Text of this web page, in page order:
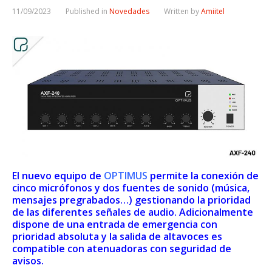
11/09/2023 Published in Novedades Written byAmiitel
El nuevo equipo de OPTIMUS permite la conexión de
cinco micrófonos y dos fuentes de sonido (música,
mensajes pregrabados…) gestionando la prioridad
de las diferentes señales de audio. Adicionalmente
dispone de una entrada de emergencia con
prioridad absoluta y la salida de altavoces es
compatible con atenuadoras con seguridad de
avisos.